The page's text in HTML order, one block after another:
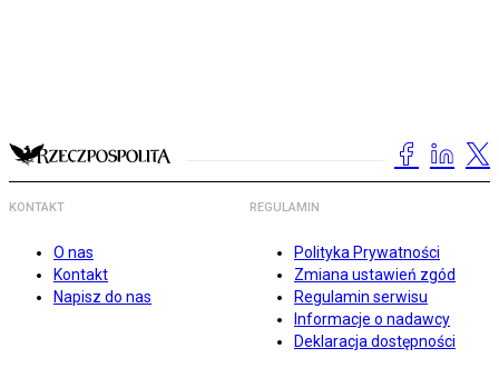
KONTAKT
O nas
Kontakt
Napisz do nas
REGULAMIN
Polityka Prywatności
Zmiana ustawień zgód
Regulamin serwisu
Informacje o nadawcy
Deklaracja dostępności